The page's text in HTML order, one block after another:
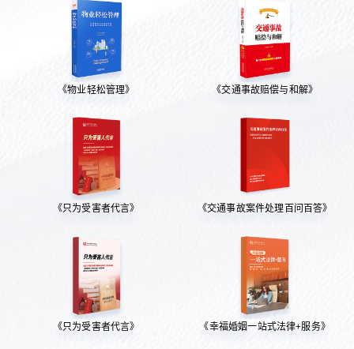
《物业轻松管理》 《交通事故赔偿与和解》
《只为受害者代言》 《交通事故案件处理百问百答》
《只为受害者代言》 《幸福婚姻一站式法律+服务》